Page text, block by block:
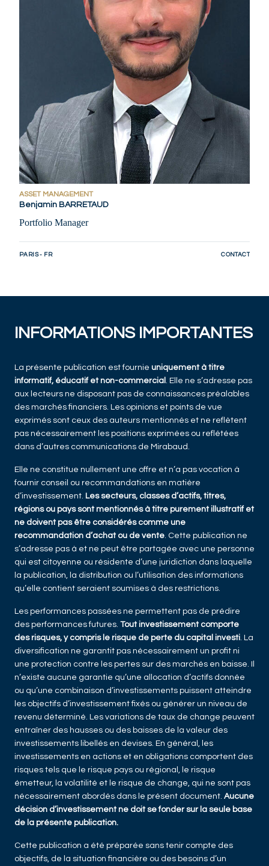
ASSET MANAGEMENT
Benjamin BARRETAUD
Portfolio Manager
PARIS - FR CONTACT
INFORMATIONS IMPORTANTES
La présente publication est fournie uniquement à titre
informatif, éducatif et non-commercial
. Elle ne s’adresse pas
aux lecteurs ne disposant pas de connaissances préalables
des marchés financiers. Les opinions et points de vue
exprimés sont ceux des auteurs mentionnés et ne reflètent
pas nécessairement les positions exprimées ou reflétées
dans d’autres communications de Mirabaud.
Elle ne constitue nullement une offre et n’a pas vocation à
fournir conseil ou recommandations en matière
d’investissement. Les secteurs, classes d’actifs, titres,
régions ou pays sont mentionnés à titre purement illustratif et
ne doivent pas être considérés comme une
recommandation d’achat ou de vente . Cette publication ne
s’adresse pas à et ne peut être partagée avec une personne
qui est citoyenne ou résidente d’une juridiction dans laquelle
la publication, la distribution ou l’utilisation des informations
qu’elle contient seraient soumises à des restrictions.
Les performances passées ne permettent pas de prédire
des performances futures. Tout investissement comporte
des risques, y compris le risque de perte du capital investi . La
diversification ne garantit pas nécessairement un profit ni
une protection contre les pertes sur des marchés en baisse. Il
n’existe aucune garantie qu’une allocation d’actifs donnée
ou qu’une combinaison d’investissements puissent atteindre
les objectifs d’investissement fixés ou générer un niveau de
revenu déterminé. Les variations de taux de change peuvent
entraîner des hausses ou des baisses de la valeur des
investissements libellés en devises. En général, les
investissements en actions et en obligations comportent des
risques tels que le risque pays ou régional, le risque
émetteur, la volatilité et le risque de change, qui ne sont pas
nécessairement abordés dans le présent document. Aucune
décision d’investissement ne doit se fonder sur la seule base
de la présente publication.
Cette publication a été préparée sans tenir compte des
objectifs, de la situation financière ou des besoins d’un